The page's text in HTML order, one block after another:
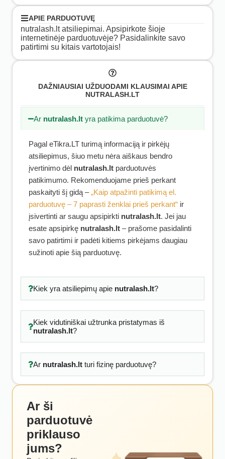
APIE PARDUOTUVĘ
nutralash.lt atsiliepimai. Apsipirkote šioje
internetinėje parduotuvėje? Pasidalinkite savo
patirtimi su kitais vartotojais!
DAŽNIAUSIAI UŽDUODAMI KLAUSIMAI APIE
NUTRALASH.LT
Ar nutralash.lt yra patikima parduotuvė?
Pagal eTikra.LT turimą informaciją ir pirkėjų
atsiliepimus, šiuo metu nėra aiškaus bendro
įvertinimo dėl nutralash.lt parduotuvės
patikimumo. Rekomenduojame prieš perkant
paskaityti šį gidą –„Kaip atpažinti patikimą el.
parduotuvę – 7 paprasti ženklai prieš perkant“ ir
įsivertinti ar saugu apsipirkti nutralash.lt. Jei jau
esate apsipirkę nutralash.lt – prašome pasidalinti
savo patirtimi ir padėti kitiems pirkėjams daugiau
sužinoti apie šią parduotuvę.
Kiek yra atsiliepimų apie nutralash.lt?
Kiek vidutiniškai užtrunka pristatymas iš
nutralash.lt?
Ar nutralash.ltturi fizinę parduotuvę?
Ar ši
parduotuvė
priklauso
jums?